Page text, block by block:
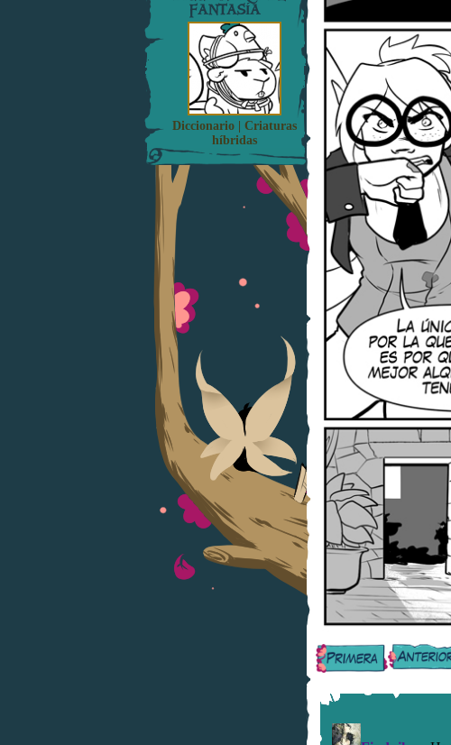
FANTASÍA
Diccionario | Criaturas
híbridas